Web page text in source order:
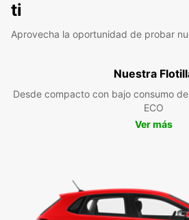
ti
Aprovecha la oportunidad de probar
Nuestra
Desde compacto con bajo consumo
ECO
Ver más